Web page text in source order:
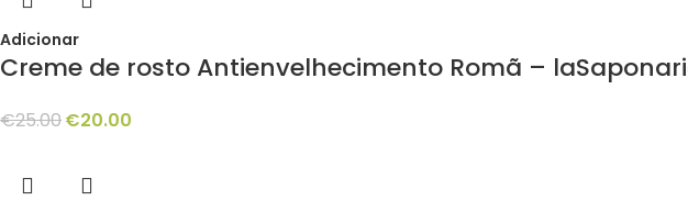
Adicionar
Creme de rosto Antienvelhecimento Romã –
€25.00€20.00